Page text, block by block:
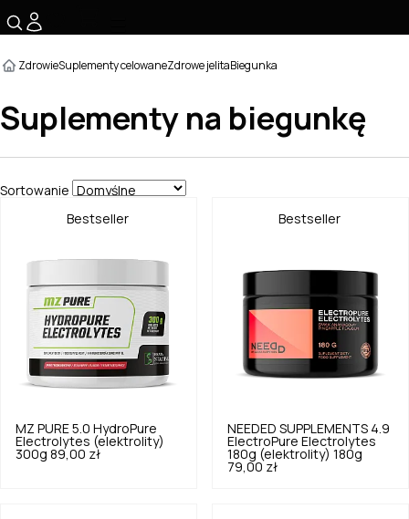
ZdrowieSuplementy celowaneZdrowe jelitaBiegunka
Suplementy na biegunkę
Sortowanie
Bestseller
MZ PURE 5.0 HydroPure
Electrolytes (elektrolity)
300g 89,00 zł
Bestseller
NEEDED SUPPLEMENTS 4.9
ElectroPure Electrolytes
180g (elektrolity) 180g
79,00 zł